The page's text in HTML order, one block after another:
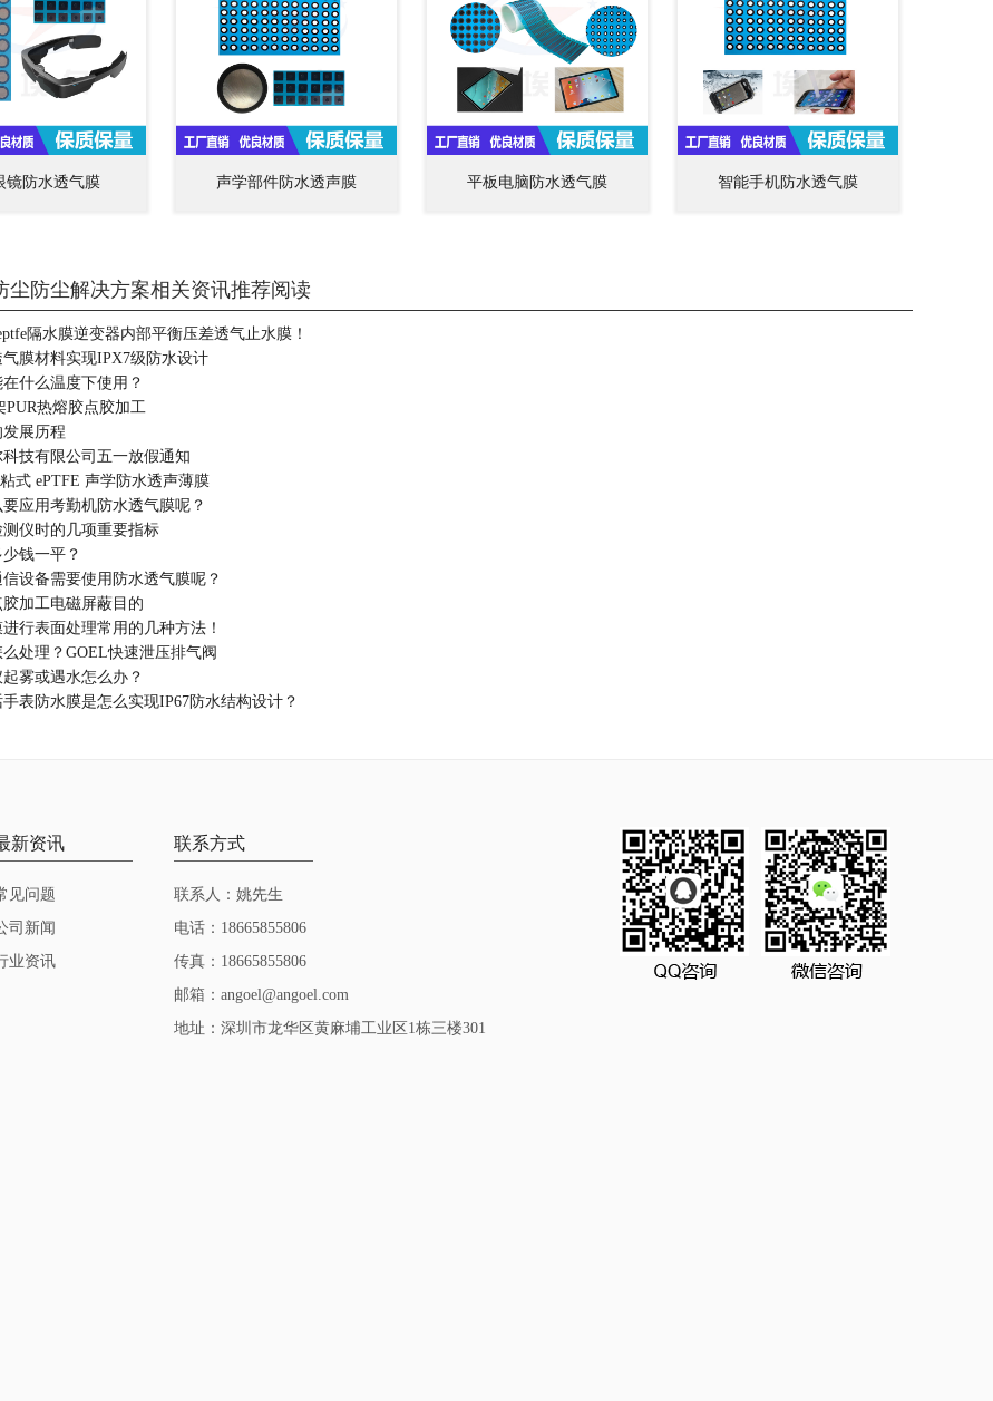
镜防水透气膜 声学部件防水透声膜 平板电脑防水透气膜 智能手机防水透气膜
尘防尘解决方案相关资讯推荐阅读
隔水膜逆变器内部平衡压差透气止水膜！
膜材料实现IPX7级防水设计
什么温度下使用？
PUR热熔胶点胶加工
展历程
技有限公司五一放假通知
式 ePTFE 声学防水透声薄膜
应用考勤机防水透气膜呢？
仪时的几项重要指标
钱一平？
设备需要使用防水透气膜呢？
加工电磁屏蔽目的
行表面处理常用的几种方法！
处理？GOEL快速泄压排气阀
雾或遇水怎么办？
表防水膜是怎么实现IP67防水结构设计？
新资讯
见问题
司新闻
业资讯
联系方式
联系人：姚先生
电话：18665855806
传真：18665855806
邮箱：angoel@angoel.com
地址：深圳市龙华区黄麻埔工业区1栋三楼301